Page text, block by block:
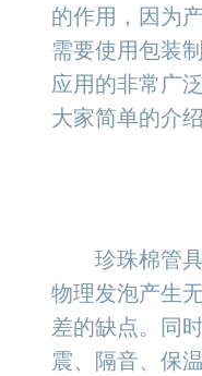
的作用，因为
需要使用包装
应用的非常广
大家简单的介
珍珠棉管具
物理发泡产生
差的缺点。同
震、隔音、保